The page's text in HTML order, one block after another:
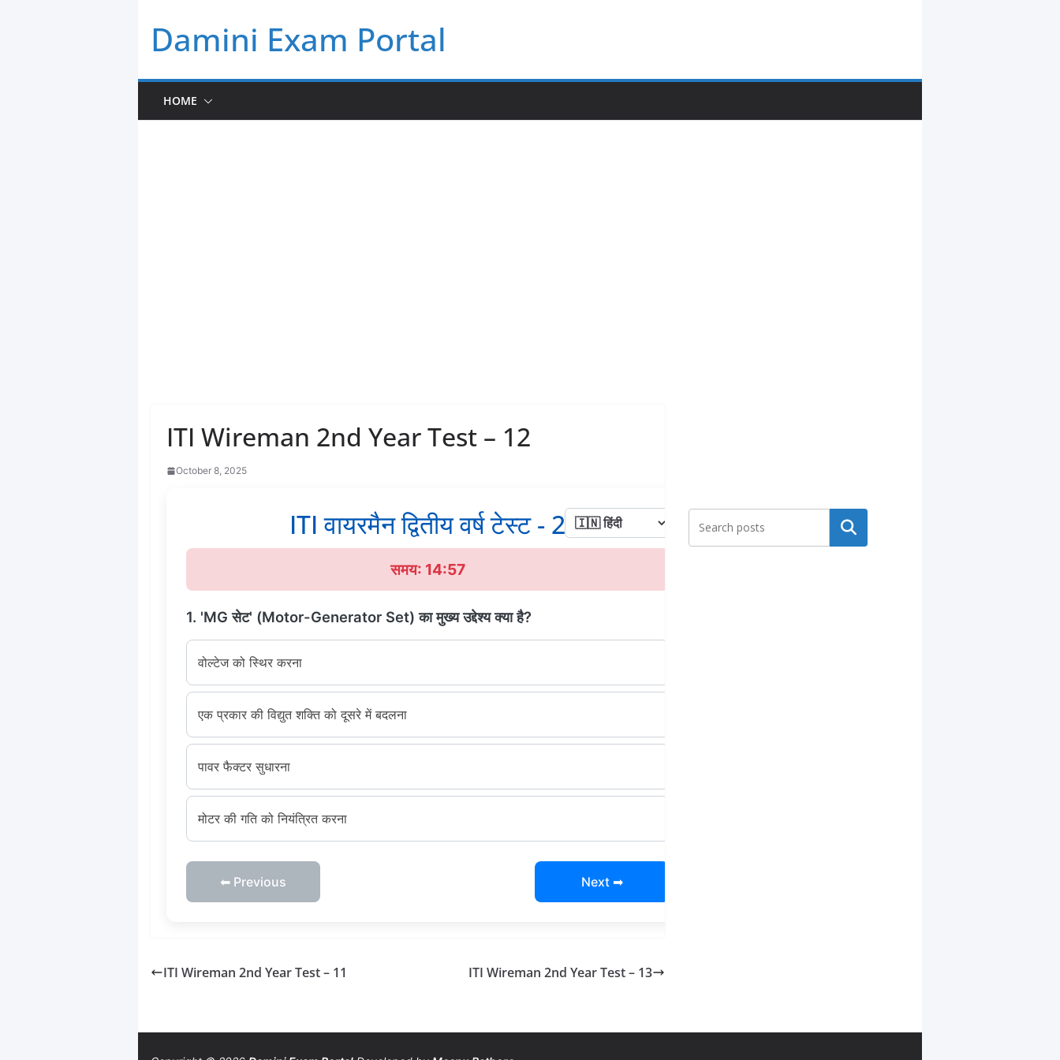
content
Damini Exam Portal
HOME
ITI Wireman 2nd Year Test – 12
October 8, 2025
ITI वायरमैन द्वितीय वर्ष टेस्ट - 2
समय: 14:56
1. 'MG सेट' (Motor-Generator Set) का मुख्य उद्देश्य क्या है?
वोल्टेज को स्थिर करना
एक प्रकार की विद्युत शक्ति को दूसरे में बदलना
पावर फैक्टर सुधारना
मोटर की गति को नियंत्रित करना
⬅ Previous Next ➡
ITI Wireman 2nd Year Test – 11 ITI Wireman 2nd Year Test – 13
Search